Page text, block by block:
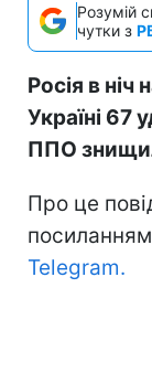
Розумій
чутки з
Росія в ніч
Україні 67
ППО
Про це
Telegram.